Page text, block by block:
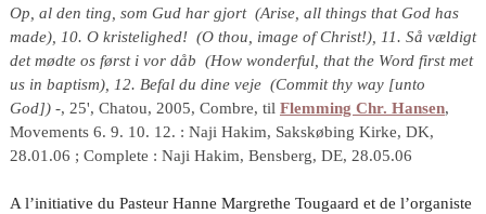
Op, al den ting, som Gud har gjort (Arise, all things that God has
made), 10. O kristelighed! (O thou, image of Christ!), 11. Så vældigt
det mødte os først i vor dåb (How wonderful, that the Word first met
us in baptism), 12. Befal du dine veje (Commit thy way [unto
God])-, 25', Chatou, 2005, Combre, til Flemming Chr. Hansen,
Movements 6. 9. 10. 12. : Naji Hakim, Sakskøbing Kirke, DK,
28.01.06 ; Complete : Naji Hakim, Bensberg, DE, 28.05.06
A l’initiative du Pasteur Hanne Margrethe Tougaard et de l’organiste